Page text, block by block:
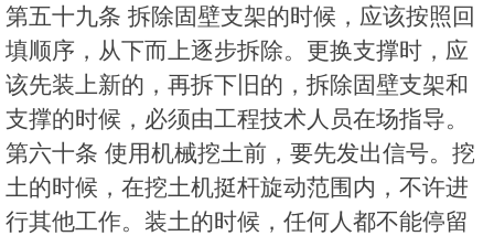
第五十九条 拆除固壁支架的时候，应该按照回
填顺序，从下而上逐步拆除。更换支撑时，应
该先装上新的，再拆下旧的，拆除固壁支架和
支撑的时候，必须由工程技术人员在场指导。
第六十条 使用机械挖土前，要先发出信号。挖
土的时候，在挖土机挺杆旋动范围内，不许进
行其他工作。装土的时候，任何人都不能停留